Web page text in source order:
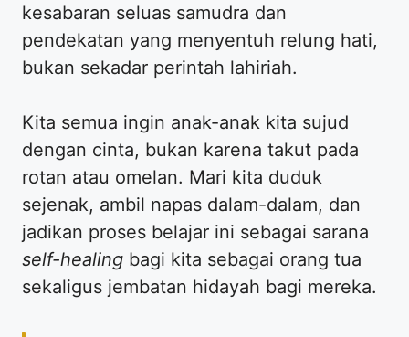
kesabaran seluas samudra dan
pendekatan yang menyentuh relung hati,
bukan sekadar perintah lahiriah.
​Kita semua ingin anak-anak kita sujud
dengan cinta, bukan karena takut pada
rotan atau omelan. Mari kita duduk
sejenak, ambil napas dalam-dalam, dan
jadikan proses belajar ini sebagai sarana
self-healing bagi kita sebagai orang tua
sekaligus jembatan hidayah bagi mereka.